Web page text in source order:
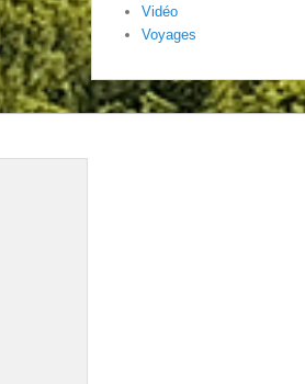
Vidéo
Voyages